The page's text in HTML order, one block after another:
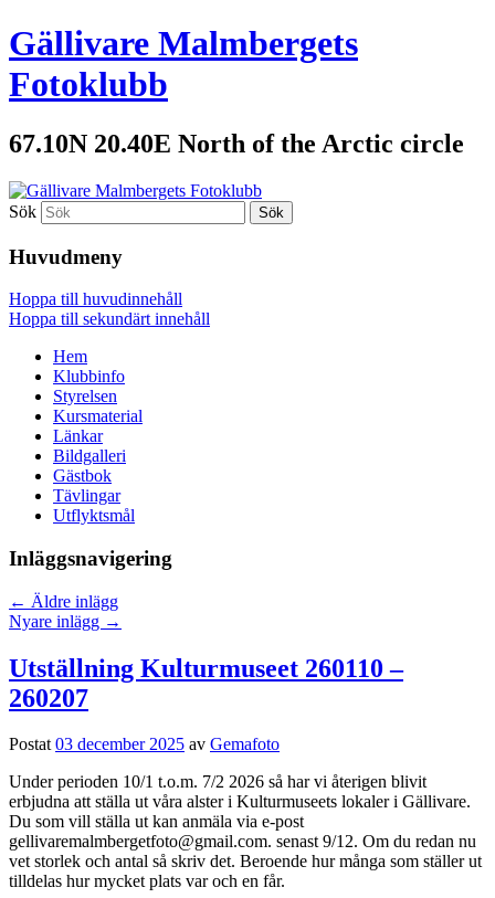
Gällivare Malmbergets
Fotoklubb
67.10N 20.40E North of the Arctic circle
Sök
Huvudmeny
Hoppa till huvudinnehåll
Hoppa till sekundärt innehåll
Hem
Klubbinfo
Styrelsen
Kursmaterial
Länkar
Bildgalleri
Gästbok
Tävlingar
Utflyktsmål
Inläggsnavigering
← Äldre inlägg
Nyare inlägg →
Utställning Kulturmuseet 260110 –
260207
Postat03 december 2025 av Gemafoto
Under perioden 10/1 t.o.m. 7/2 2026 så har vi återigen blivit
erbjudna att ställa ut våra alster i Kulturmuseets lokaler i Gällivare.
Du som vill ställa ut kan anmäla via e-post
gellivaremalmbergetfoto@gmail.com. senast 9/12. Om du redan nu
vet storlek och antal så skriv det. Beroende hur många som ställer ut
tilldelas hur mycket plats var och en får.